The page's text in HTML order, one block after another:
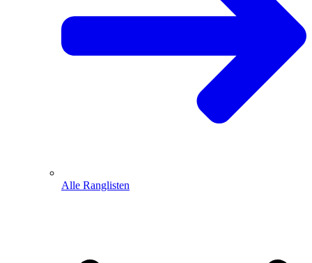
Alle Ranglisten